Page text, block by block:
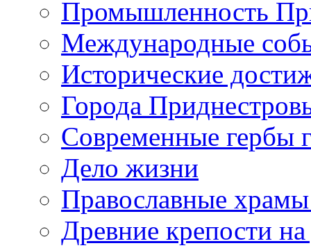
Промышленность
Международные
Исторические
Города
Современные гербы
Дело жизни
Православные
Древние крепости